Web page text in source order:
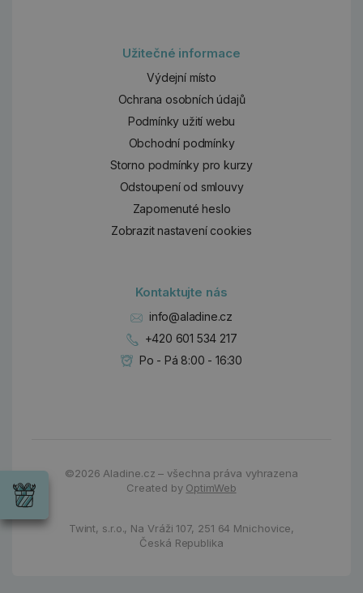
Užitečné informace
Výdejní místo
Ochrana osobních údajů
Podmínky užití webu
Obchodní podmínky
Storno podmínky pro kurzy
Odstoupení od smlouvy
Zapomenuté heslo
Zobrazit nastavení cookies
Kontaktujte nás
info@aladine.cz
+420 601 534 217
Po - Pá 8:00 - 16:30
©2026 Aladine.cz – všechna práva vyhrazena
Created by OptimWeb
Twint, s.r.o., Na Vráži 107, 251 64 Mnichovice,
Česká Republika
Wrendale
příležitost
Chci si vybrat